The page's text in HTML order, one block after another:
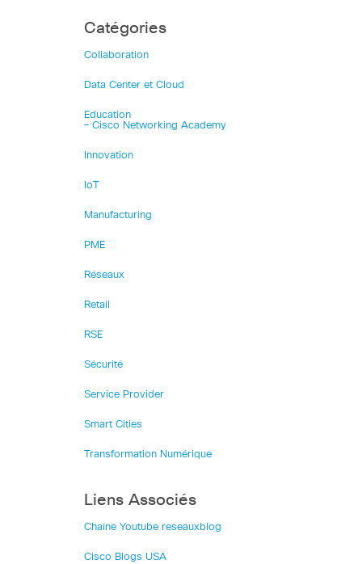
Catégories
Collaboration
Data Center et Cloud
Education
– Cisco Networking Academy
Innovation
IoT
Manufacturing
PME
Réseaux
Retail
RSE
Sécurité
Service Provider
Smart Cities
Transformation Numérique
Liens Associés
Chaîne Youtube reseauxblog
Cisco Blogs USA